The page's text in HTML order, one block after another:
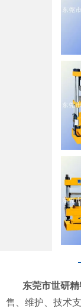
东莞市世研
售、维护、技术